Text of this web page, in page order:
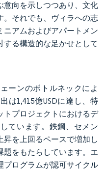
意向を示しつつあり、文化
。それでも、ヴィラへの志
ニアムおよびアパートメン
する構造的な足かせとして
ーンのボトルネックによ
は1,415億USDに達し、特
トプロジェクトにおけるデ
ています。鉄鋼、セメン
昇を上回るペースで増加し
をもたらしています。エ
プログラムが認可サイクル